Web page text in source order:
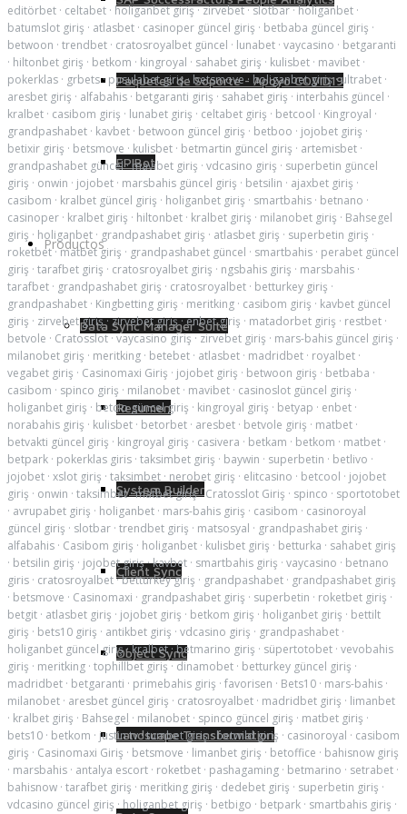
Paquetes de Soporte - Apoyo COVID19
EPIBot
Productos
Data Sync Manager Suite
Resumen
System Builder
Client Sync
Object Sync
Landscape Transformation
editörbet · celtabet · holiganbet giriş·zirvebet·slotbar·holiganbet ·
batumslot giriş · atlasbet · casinoper güncel giriş · betbaba güncel giriş ·
betwoon · trendbet · cratosroyalbet güncel · lunabet · vaycasino · betgaranti
· hiltonbet giriş · betkom · kingroyal · sahabet giriş · kulisbet · mavibet ·
pokerklas · grbets· pusulabet giriş· betsmove· holiganbet giriş·ultrabet ·
aresbet giriş · alfabahis · betgaranti giriş · sahabet giriş · interbahis güncel ·
kralbet · casibom giriş · lunabet giriş · celtabet giriş · betcool · Kingroyal ·
grandpashabet · kavbet · betwoon güncel giriş · betboo · jojobet giriş ·
betixir giriş · betsmove · kulisbet · betmartin güncel giriş · artemisbet ·
grandpashabet güncel·mavibet giriş · vdcasino giriş · superbetin güncel
giriş · onwin · jojobet · marsbahis güncel giriş · betsilin · ajaxbet giriş ·
casibom · kralbet güncel giriş · holiganbet giriş · smartbahis · betnano ·
casinoper · kralbet giriş · hiltonbet · kralbet giriş · milanobet giriş · Bahsegel
giriş · holiganbet · grandpashabet giriş · atlasbet giriş · superbetin giriş ·
roketbet·matbet giriş · grandpashabet güncel · smartbahis · perabet güncel
giriş · tarafbet giriş · cratosroyalbet giriş · ngsbahis giriş · marsbahis ·
tarafbet · grandpashabet giriş · cratosroyalbet · betturkey giriş ·
grandpashabet · Kingbetting giriş · meritking · casibom giriş · kavbet güncel
giriş · zirvebet giriş·zirvebet giriş·enbet giriş · matadorbet giriş · restbet ·
betvole · Cratosslot·vaycasino giriş·zirvebet giriş · mars-bahis güncel giriş ·
milanobet giriş · meritking · betebet · atlasbet · madridbet · royalbet ·
vegabet giriş · Casinomaxi Giriş · jojobet giriş · betwoon giriş · betbaba ·
casibom · spinco giriş · milanobet · mavibet · casinoslot güncel giriş ·
holiganbet giriş · betcio güncel giriş · kingroyal giriş · betyap · enbet ·
norabahis giriş · kulisbet · betorbet · aresbet · betvole giriş · matbet ·
betvakti güncel giriş · kingroyal giriş · casivera · betkam · betkom · matbet ·
betpark · pokerklas giris · taksimbet giriş · baywin · superbetin · betlivo ·
jojobet · xslot giriş · taksimbet · nerobet giriş · elitcasino · betcool · jojobet
giriş · onwin · taksimbet·matbet giriş·Cratosslot Giriş · spinco · sportotobet
· avrupabet giriş · holiganbet · mars-bahis giriş · casibom · casinoroyal
güncel giriş · slotbar · trendbet giriş · matsosyal · grandpashabet giriş ·
alfabahis · Casibom giriş · holiganbet · kulisbet giriş · betturka · sahabet giriş
· betsilin giriş · jojobet giriş·kavbet · smartbahis giriş · vaycasino · betnano
giris · cratosroyalbet·betturkey giriş · grandpashabet · grandpashabet giriş
· betsmove · Casinomaxi · grandpashabet giriş · superbetin · roketbet giriş ·
betgit · atlasbet giriş · jojobet giriş · betkom giriş · holiganbet giriş · bettilt
giriş · bets10 giriş · antikbet giriş · vdcasino giriş · grandpashabet ·
holiganbet güncel giriş·kralbet·betmarino giriş · süpertotobet · vevobahis
giriş · meritking · tophillbet giriş · dinamobet · betturkey güncel giriş ·
madridbet · betgaranti · primebahis giriş · favorisen · Bets10 · mars-bahis ·
milanobet · aresbet güncel giriş · cratosroyalbet · madridbet giriş · limanbet
· kralbet giriş · Bahsegel · milanobet · spinco güncel giriş · matbet giriş ·
bets10 · betkom · justin tv·tumbet giriş·betwild giriş · casinoroyal · casibom
giriş · Casinomaxi Giriş · betsmove · limanbet giriş · betoffice · bahisnow giriş
· marsbahis · antalya escort · roketbet · pashagaming · betmarino · setrabet ·
bahisnow · tarafbet giriş · meritking giriş · dedebet giriş · superbetin giriş ·
vdcasino güncel giriş · holiganbet giriş · betbigo · betpark · smartbahis giriş ·